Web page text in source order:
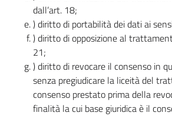
dall’art. 18;
) diritto di portabilità dei dati ai
) diritto di opposizione al
21;
) diritto di revocare il consenso in
senza pregiudicare la liceità del
consenso prestato prima della
finalità la cui base giuridica è il